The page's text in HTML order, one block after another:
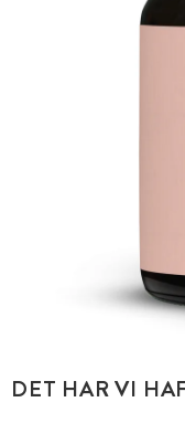
DET HAR VI